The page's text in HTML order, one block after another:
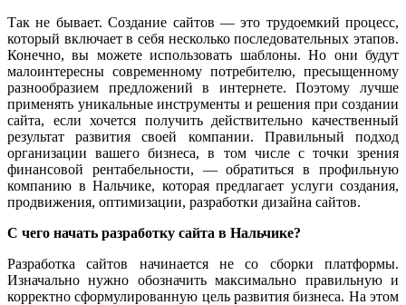
Так не бывает. Создание сайтов — это трудоемкий процесс,
который включает в себя несколько последовательных этапов.
Конечно, вы можете использовать шаблоны. Но они будут
малоинтересны современному потребителю, пресыщенному
разнообразием предложений в интернете. Поэтому лучше
применять уникальные инструменты и решения при создании
сайта, если хочется получить действительно качественный
результат развития своей компании. Правильный подход
организации вашего бизнеса, в том числе с точки зрения
финансовой рентабельности, — обратиться в профильную
компанию в Нальчике, которая предлагает услуги создания,
продвижения, оптимизации, разработки дизайна сайтов.
С чего начать разработку сайта в Нальчике?
Разработка сайтов начинается не со сборки платформы.
Изначально нужно обозначить максимально правильную и
корректно сформулированную цель развития бизнеса. На этом